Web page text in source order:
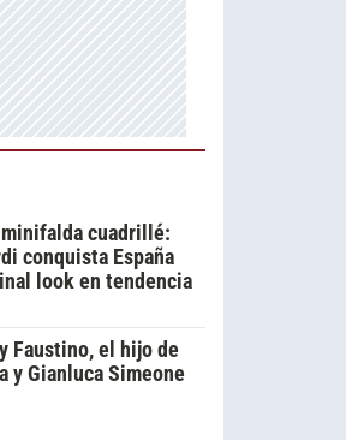
cuadrillé:
conquista España
look en tendencia
Faustino, el hijo de
y Gianluca Simeone